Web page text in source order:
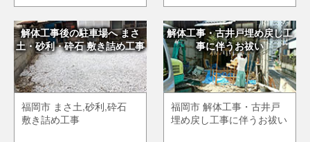
解体工事後の駐車場へ まさ
土・砂利・砕石 敷き詰め工事
福岡市 まさ土,砂利,砕石
敷き詰め工事
解体工事・古井戸埋め戻し工
事に伴うお祓い
福岡市 解体工事・古井戸
埋め戻し工事に伴うお祓い